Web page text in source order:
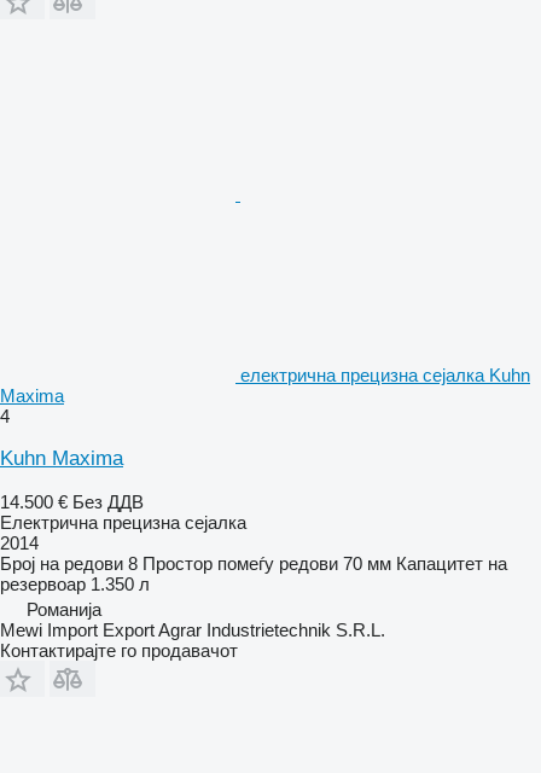
електрична прецизна сејалка Kuhn
Maxima
4
Kuhn Maxima
14.500 € Без ДДВ
Електрична прецизна сејалка
2014
Број на редови 8 Простор помеѓу редови 70 мм Капацитет на
резервоар 1.350 л
Романија
Mewi Import Export Agrar Industrietechnik S.R.L.
Контактирајте го продавачот